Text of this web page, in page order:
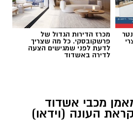
מכרז הדירות הגדול של
פרשקובסקי. כל מה שצריך
לדעת לפני שמגישים הצעה
לדירה באשדוד
מכבי אשדוד
העונה (וידאו)